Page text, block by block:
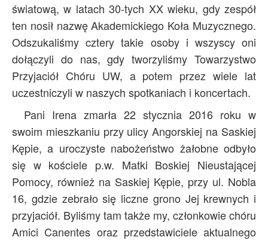
światową, w latach 30-tych XX wieku, gdy zespół
ten nosił nazwę Akademickiego Koła Muzycznego.
Odszukaliśmy cztery takie osoby i wszyscy oni
dołączyli do nas, gdy tworzyliśmy Towarzystwo
Przyjaciół Chóru UW, a potem przez wiele lat
uczestniczyli w naszych spotkaniach i koncertach.
Pani Irena zmarła 22 stycznia 2016 roku w
swoim mieszkaniu przy ulicy Angorskiej na Saskiej
Kępie, a uroczyste nabożeństwo żałobne odbyło
się w kościele p.w. Matki Boskiej Nieustającej
Pomocy, również na Saskiej Kępie, przy ul. Nobla
16, gdzie zebrało się liczne grono Jej krewnych i
przyjaciół. Byliśmy tam także my, członkowie chóru
Amici Canentes oraz przedstawiciele aktualnego